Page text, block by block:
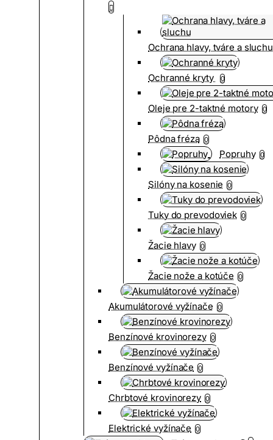
Ochrana hlavy, tváre a sluchu
Ochranné kryty 0
Oleje pre 2-taktné motory 0
Pôdna fréza 0
Popruhy 0
Silóny na kosenie 0
Tuky do prevodoviek 0
Žacie hlavy 0
Žacie nože a kotúče 0
Akumulátorové vyžínače 0
Benzínové krovinorezy 0
Benzínové vyžínače 0
Chrbtové krovinorezy 0
Elektrické vyžínače 0